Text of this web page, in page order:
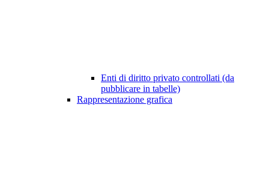
Enti di diritto privato controllati (da
pubblicare in tabelle)
Rappresentazione grafica